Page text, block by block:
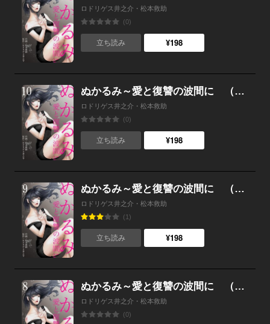
ロドリゲス井之介・松本救助
(0)
立ち読み ¥198
ぬかるみ～愛と復讐の波間に （10）
ロドリゲス井之介・松本救助
(0)
立ち読み ¥198
ぬかるみ～愛と復讐の波間に （9）
ロドリゲス井之介・松本救助
(1)
立ち読み ¥198
ぬかるみ～愛と復讐の波間に （8）
ロドリゲス井之介・松本救助
(0)